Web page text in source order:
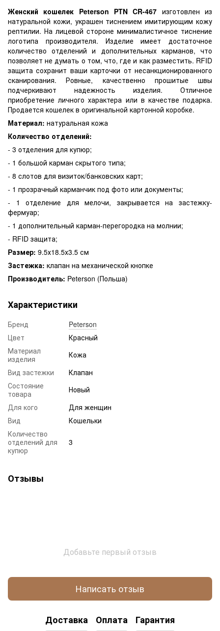
Женский кошелек Peterson PTN CR-467 изготовлен из
натуральной кожи, украшен тиснением имитирующим кожу
рептилии. На лицевой стороне минималистичное тиснение
логотипа производителя. Изделие имеет достаточное
количество отделений и дополнительных карманов, что
позволяет не думать о том, что, где и как разместить. RFID
защита сохранит ваши карточки от несанкционированного
сканирования. Ровные, качественно прошитые швы
подчеркивают надежность изделия. Отличное
приобретение личного характера или в качестве подарка.
Продается кошелек в оригинальной картонной коробке.
Материал: натуральная кожа
Количество отделений:
- 3 отделения для купюр;
- 1 большой карман скрытого типа;
- 8 слотов для визиток/банковских карт;
- 1 прозрачный карманчик под фото или документы;
- 1 отделение для мелочи, закрывается на застежку-
фермуар;
- 1 дополнительный карман-перегородка на молнии;
- RFID защита;
Размер: 9.5х18.5х3.5 см
Застежка: клапан на механической кнопке
Производитель: Peterson (Польша)
Характеристики
Бренд
Peterson
Цвет
Красный
Материал
изделия
Кожа
Вид застежки
Клапан
Состояние
товара
Новый
Для кого
Для женщин
Вид
Кошельки
Количество
отделений для
купюр
3
Отзывы
Добавьте первый отзыв
Написать отзыв
Доставка Оплата Гарантия